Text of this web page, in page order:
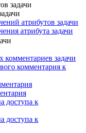
задачи
атрибутов задачи
атрибута задачи
комментариев задачи
комментария к
доступа к
доступа к